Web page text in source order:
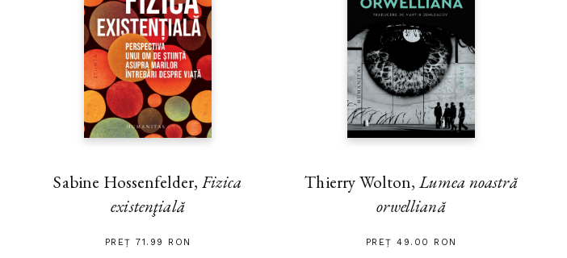
Sabine Hossenfelder, Fizica
existenţială
PREȚ 71.99 RON
Thierry Wolton,Lumea noastră
orwelliană
PREȚ 49.00 RON